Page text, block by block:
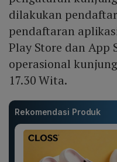
dilakukan
pendaftaran
Play Store dan App
operasional
17.30 Wita.
Rekomendasi Produk